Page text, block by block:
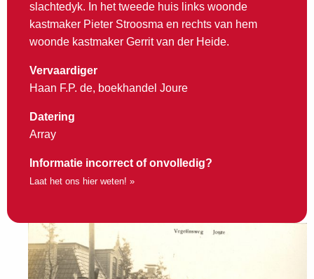
slachtedyk. In het tweede huis links woonde
kastmaker Pieter Stroosma en rechts van hem
woonde kastmaker Gerrit van der Heide.
Vervaardiger
Haan F.P. de, boekhandel Joure
Datering
Array
Informatie incorrect of onvolledig?
Laat het ons hier weten! »